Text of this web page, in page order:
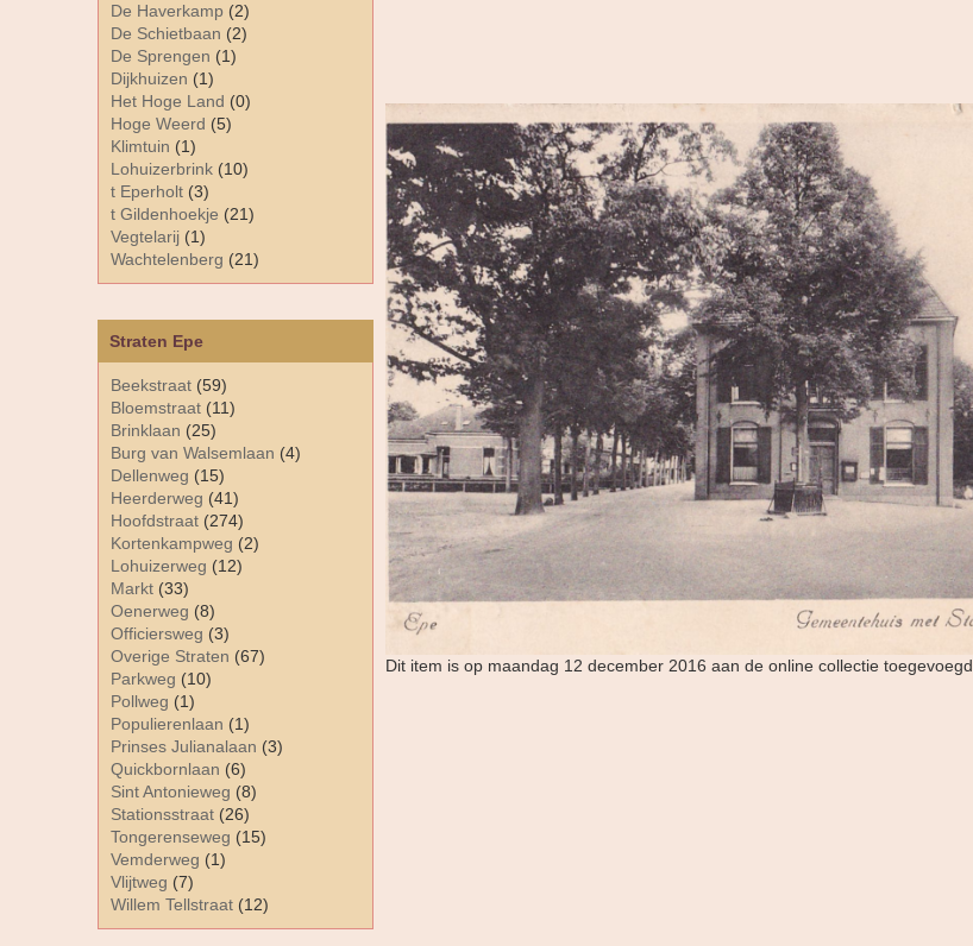
Straten Epe
Beekstraat (59)
Bloemstraat (11)
Brinklaan (25)
Burg van Walsemlaan (4)
Dellenweg (15)
Heerderweg (41)
Hoofdstraat (274)
Kortenkampweg (2)
Lohuizerweg (12)
Markt (33)
Oenerweg (8)
Officiersweg (3)
Overige Straten (67)
Parkweg (10)
Pollweg (1)
Populierenlaan (1)
Prinses Julianalaan (3)
Quickbornlaan (6)
Sint Antonieweg (8)
Stationsstraat (26)
Tongerenseweg (15)
Vemderweg (1)
Vlijtweg (7)
Willem Tellstraat (12)
De Haverkamp (2)
De Schietbaan (2)
De Sprengen (1)
Dijkhuizen (1)
Het Hoge Land (0)
Hoge Weerd (5)
Klimtuin (1)
Lohuizerbrink (10)
t Eperholt (3)
t Gildenhoekje (21)
Vegtelarij (1)
Wachtelenberg (21)
Dit item is op maandag 12 december 2016 aan de online collectie toegevoegd.